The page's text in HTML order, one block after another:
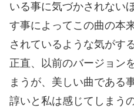
いる事に気づかされない
す事によってこの曲の本
されているような気がする
正直、以前のバージョン
まうが、美しい曲である
諄いと私は感じてしまうの